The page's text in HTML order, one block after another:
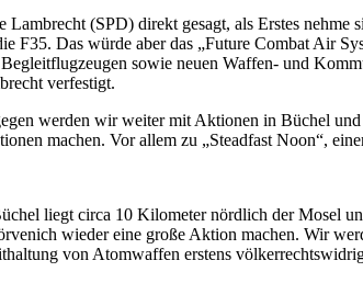
Lambrecht (SPD) direkt gesagt, als Erstes
Das würde aber das „Future Combat Air
sowie neuen Waffen- und
verfestigt.
werden wir weiter mit Aktionen in Büchel
machen. Vor allem zu „Steadfast Noon“,
liegt circa 10 Kilometer nördlich der Mosel
wieder eine große Aktion machen. Wir
von Atomwaffen erstens